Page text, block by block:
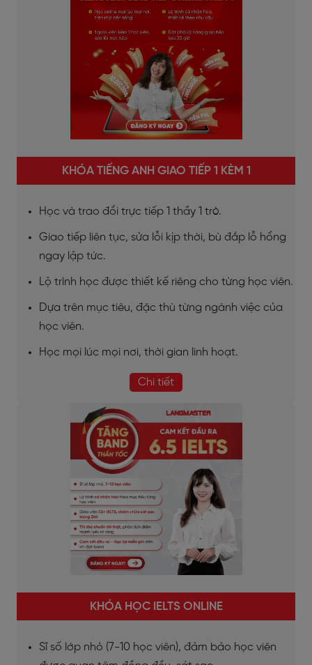
KHÓA TIẾNG ANH GIAO TIẾP 1 KÈM 1
Học và trao đổi trực tiếp 1 thầy 1 trò.
Giao tiếp liên tục, sửa lỗi kịp thời, bù đắp lỗ hổng
ngay lập tức.
Lộ trình học được thiết kế riêng cho từng học viên.
Dựa trên mục tiêu, đặc thù từng ngành việc của
học viên.
Học mọi lúc mọi nơi, thời gian linh hoạt.
Chi tiết
KHÓA HỌC IELTS ONLINE
Sĩ số lớp nhỏ (7-10 học viên), đảm bảo học viên